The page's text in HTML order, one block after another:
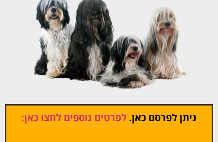
ניתן לפרסם כאן. לפרטים נוספים לחצו כאן: